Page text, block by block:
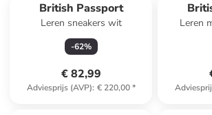
British Passport
Leren sneakers wit
-62%
€ 82,99
Adviesprijs (AVP): € 220,00*
Leren